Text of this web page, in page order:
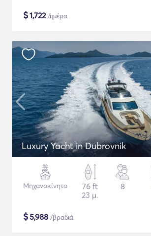
$1,722/ημέρα
Luxury Yacht in Dubrovnik
Μηχανοκίνητο
76 ft
23 μ.
8
$5,988 /βραδιά